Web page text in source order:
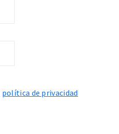
política de privacidad